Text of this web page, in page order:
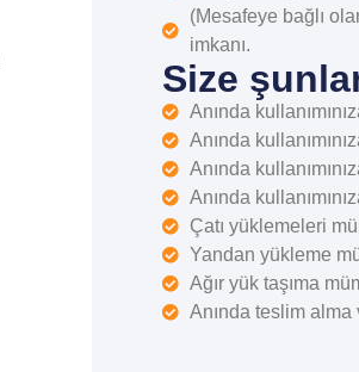
(Mesafeye bağlı
imkanı.
Size
Anında
Anında
Anında
Anında
Çatı yüklemeleri
Yandan yükleme
Ağır yük taşıma
Anında teslim alma